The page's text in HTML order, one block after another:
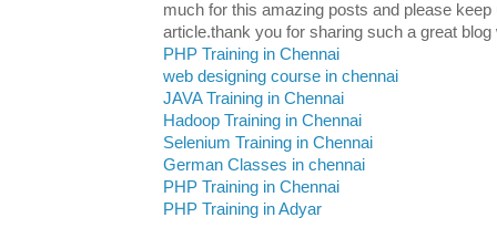
much for this amazing posts and please
article.thank you for sharing such a great
PHP Training in Chennai
web designing course in chennai
JAVA Training in Chennai
Hadoop Training in Chennai
Selenium Training in Chennai
German Classes in chennai
PHP Training in Chennai
PHP Training in Adyar